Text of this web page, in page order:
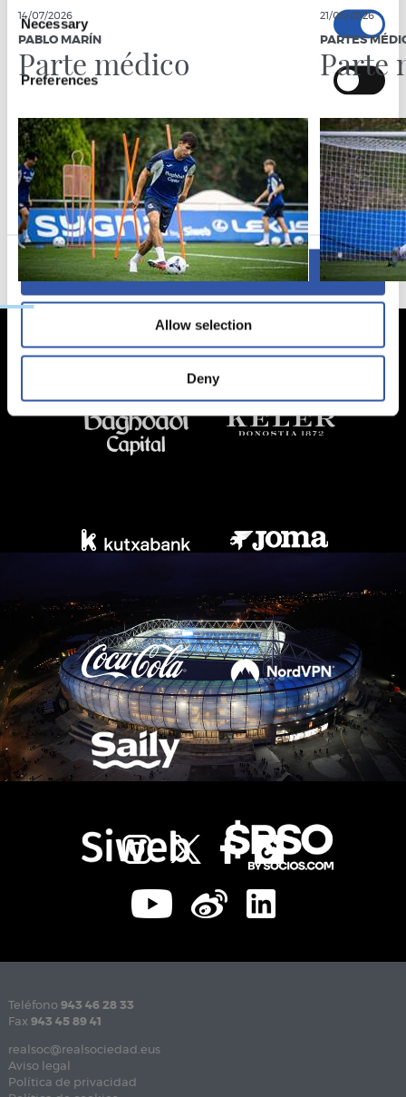
Selection
Necessary
Preferences
Statistics
Marketing
Allow all
Allow selection
Deny
14/07/2026
PABLO MARÍN
Parte médico
21/05/2026
PARTES
Parte
Teléfono 943 46 28 33
Fax 943 45 89 41
realsoc@realsociedad.eus
Aviso legal
Política de privacidad